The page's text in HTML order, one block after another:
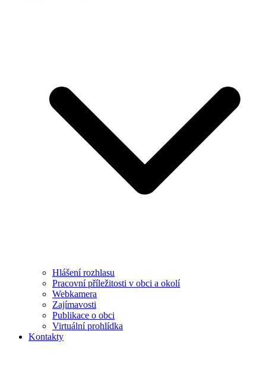
Hlášení rozhlasu
Pracovní příležitosti v obci a okolí
Webkamera
Zajímavosti
Publikace o obci
Virtuální prohlídka
Kontakty